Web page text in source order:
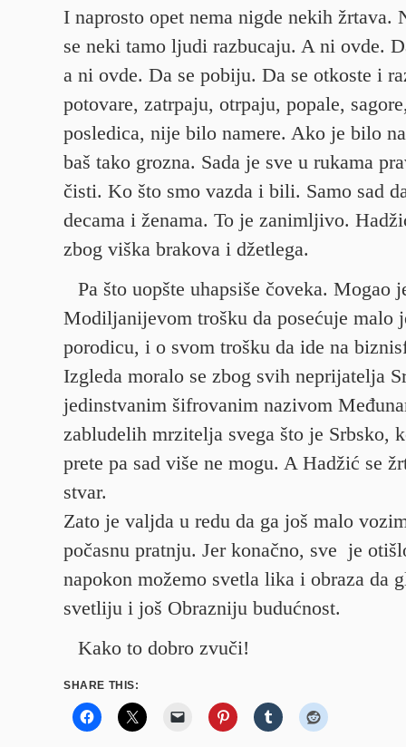
I naprosto opet nema nigde nekih žrtava.
se neki tamo ljudi razbucaju. A ni ovde.
a ni ovde. Da se pobiju. Da se otkoste i
potovare, zatrpaju, otrpaju, popale,
posledica, nije bilo namere. Ako je bilo
baš tako grozna. Sada je sve u rukama
čisti. Ko što smo vazda i bili. Samo sad
decama i ženama. To je zanimljivo.
zbog viška brakova i džetlega.
Pa što uopšte uhapsiše čoveka. Mogao
Modiljanijevom trošku da posećuje malo
porodicu, i o svom trošku da ide na
Izgleda moralo se zbog svih neprijatelja
jedinstvanim šifrovanim nazivom
zabludelih mrzitelja svega što je Srbsko,
prete pa sad više ne mogu. A Hadžić se
stvar.
Zato je valjda u redu da ga još malo
počasnu pratnju. Jer konačno, sve je
napokon možemo svetla lika i obraza da
svetliju i još Obrazniju budućnost.
Kako to dobro zvuči!
SHARE THIS: